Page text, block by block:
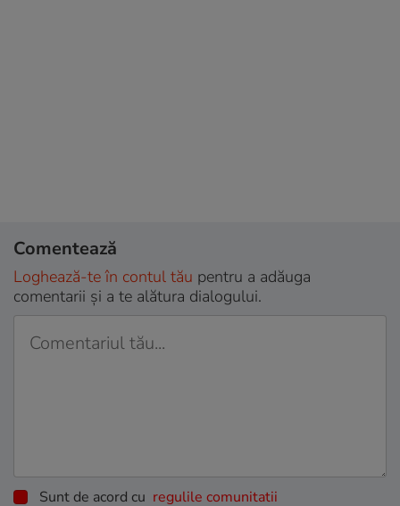
Comentează
Loghează-te în contul tău pentru a adăuga
comentarii și a te alătura dialogului.
Sunt de acord cu regulile comunitatii